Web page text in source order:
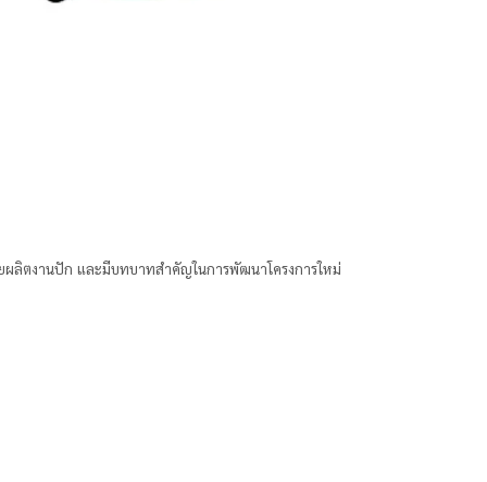
ผลิตงานปัก และมีบทบาทสำคัญในการพัฒนาโครงการใหม่